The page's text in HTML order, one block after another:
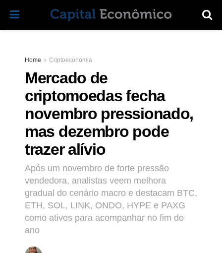
Home Criptoeconomia
Mercado de
criptomoedas fecha
novembro pressionado,
mas dezembro pode
trazer alívio
Após um novembro de forte pressão
vendedora, analistas veem melhora
gradual do cenário macro e destacam BTC,
ETH, SOL, LINK, ONDO, HYPE e PAXG
como ativos para acompanhar no fim do
ano